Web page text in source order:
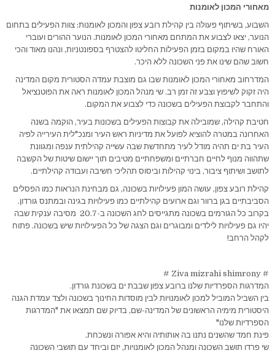
מאחורי המכון לאומנות
השבוע, בשיתוף פעולה בין קהילת רובע צפון והמכון לאומנות: צוות הפעילים בתחום
הנוער, יצאו לצבוע את המתחם מאחורי המכון לאומנות. הנוער ההורים ועוברי
האורח שהיו במקום בזמן הפעילות החליטו להצטרף בספונטניות, ונהנו מאוד והכי
חשוב שהם שינו את פני השכונה ללא היכר.
המדרחוב מאחורי המכון לאומנות שבו גם מוצבת עמדה הסטורית מקום המדינה
היה זקוק לשיפוץ וצבע זה זמן רב. שי מנהל המכון לאומנות ראה את הפוטנציאל
והתחבר לקבוצת הפעילים בשכונה כדי לצבוע את המקום.
חטיבת קהילה, שמובילה את קבוצות הפעילים בשכונות בעיר, הוקמה בשנה
האחרונה במטרה להוציא לפועל את מדיניות ראש העיר ומנכ"לית העירייה לפיה
העיר בת ים תהיה מודל לעיר מתחדשת שבה עשייה קהילתית ענפה ומגוונת
שתהווה מנוף לחיים חברתיים ומשפחתיים מטיבים תוך יישום שיטות של הקשבה
לתושב ושיתוף ציבור, בינוי קהילות וביסוס תהליכי חשיבה ועבודה קהילתיים.
קהילת רובע צפון, עושה המון פעילויות בשכונה, גם מבחינת הנראות כמו הפסלים
הסביבתיים בגן ברוור וגם ארועים קהילתיים כמו פעילויות בגינה ובמתנס גורדון.
בקרוב כל הגורמים בשכונה מתגייסים לחג השכונה ב-20.7 מסיבה ענקית שבה
יהיו גם פעילויות לילדים ומבוגרים וגם הצגה של כל הפעילויות שיש בשכונה. פתוח
לקהל הרחב!
# Ziva mizrahi shimrony #
המדרגות הספרדיות שלנו ברובע צפון שבבת ים בשכונת גורדון.
בין השביל המוביל למכון לאומנויות לבין מוסדות החינוך בשכונה ולצד עמדת הגנה
היסטורית מימיה הראשונים של המדינה-שם, בדיוק שם תמצאו את "המדרגות
הספרדיות שלנו"
פינת חמד שהשנים נתנו בה אותותיה והיא אפורה ונשכחת.
שי פרדו תושב השכונה ומנהל המכון לאומנויות, יזם וביחד עם תושבי השכונה